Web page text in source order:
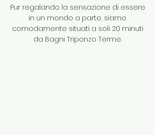
Pur regalando la sensazione di essere
in un mondo a parte, siamo
comodamente situati a soli 20 minuti
da Bagni Triponzo Terme.